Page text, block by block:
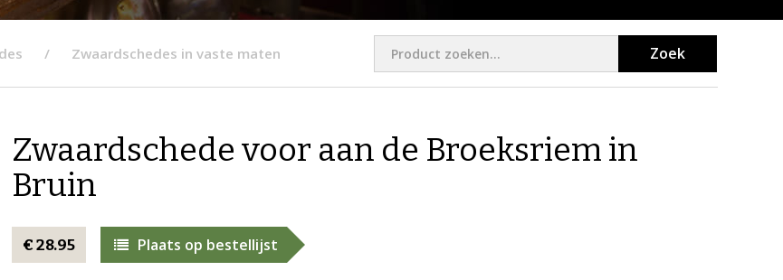
Zwaardschedes in vaste maten Zoek
Zwaardschede voor aan de Broeksriem in
Bruin
€ 28.95 Plaats op bestellijst